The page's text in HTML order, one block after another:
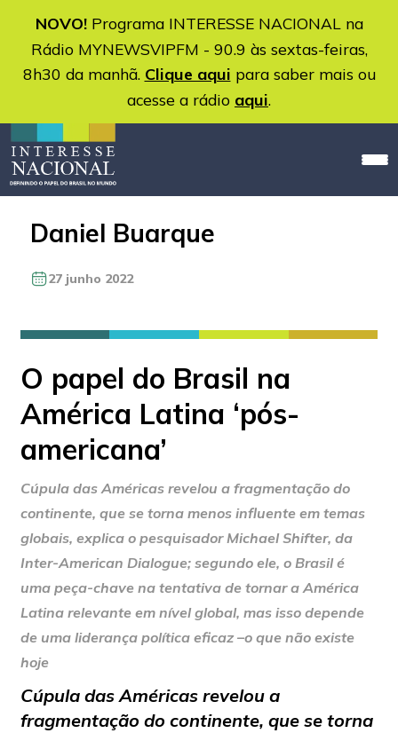
NOVO!Programa INTERESSE NACIONAL na
Rádio MYNEWSVIPFM - 90.9 às sextas-feiras,
8h30 da manhã. Clique aqui para saber mais ou
acesse a rádio aqui.
Daniel Buarque
27 junho 2022
O papel do Brasil na
América Latina ‘pós-
americana’
Cúpula das Américas revelou a fragmentação do
continente, que se torna menos influente em temas
globais, explica o pesquisador Michael Shifter, da
Inter-American Dialogue; segundo ele, o Brasil é
uma peça-chave na tentativa de tornar a América
Latina relevante em nível global, mas isso depende
de uma liderança política eficaz –o que não existe
hoje
Cúpula das Américas revelou a
fragmentação do continente, que se torna